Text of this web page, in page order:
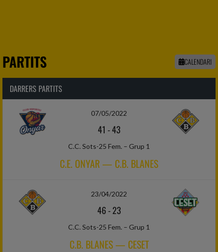
PARTITS CALENDARI
DARRERS PARTITS
07/05/2022
41 -43
C.C. Sots-25 Fem. – Grup 1
C.E. ONYAR — C.B. BLANES
23/04/2022
46-23
C.C. Sots-25 Fem. – Grup 1
C.B. BLANES — CESET